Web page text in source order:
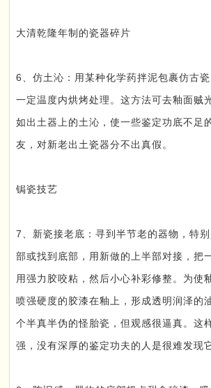
大清乾隆年制的瓷器碎片
6、仿土沁：用某种化学药拌泥包裹仿古
一定温度内烘烤处理。这方法可去釉面贼
如出土器上的土沁，使一些鉴定功底不足
友，对新老出土瓷器分不出真假。
锔瓷技艺
7、新瓷接老底：寻到半节老的器物，特
部或找到底部，用新做的上半部对接，把
用强力胶咬粘，然后小心补彩修整。为使
喷强硬度的胶漆在釉上，形成透明润泽的
个半真半伪的怪胎瓷，但观感很逼真。这
强，没有深厚的鉴定功夫的人是很难发现